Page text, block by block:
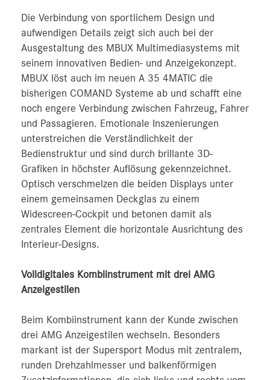
Die Verbindung von sportlichem Design und
aufwendigen Details zeigt sich auch bei der
Ausgestaltung des MBUX Multimediasystems mit
seinem innovativen Bedien- und Anzeigekonzept.
MBUX löst auch im neuen A 35 4MATIC die
bisherigen COMAND Systeme ab und schafft eine
noch engere Verbindung zwischen Fahrzeug, Fahrer
und Passagieren. Emotionale Inszenierungen
unterstreichen die Verständlichkeit der
Bedienstruktur und sind durch brillante 3D-
Grafiken in höchster Auflösung gekennzeichnet.
Optisch verschmelzen die beiden Displays unter
einem gemeinsamen Deckglas zu einem
Widescreen-Cockpit und betonen damit als
zentrales Element die horizontale Ausrichtung des
Interieur-Designs.
Volldigitales Kombiinstrument mit drei AMG
Anzeigestilen
Beim Kombiinstrument kann der Kunde zwischen
drei AMG Anzeigestilen wechseln. Besonders
markant ist der Supersport Modus mit zentralem,
runden Drehzahlmesser und balkenförmigen